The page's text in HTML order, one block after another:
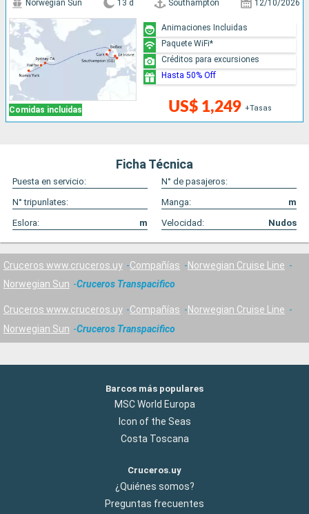
Comidas incluidas
Norwegian Sun 13 d Southampton 12/10/2026
US$ 1,249 +Tasas
Animaciones Incluidas
Paquete WiFi*
Créditos para excursiones
Hasta 50% Off
Ficha Técnica
Puesta en servicio:
N° de pasajeros:
N° tripunlates:
Manga:
m
Eslora:
m Velocidad: Nudos
Cruceros www.cruceros.uy Compañías
Norwegian Cruise Line
Norwegian Sun
Cruceros Transpacifico
Cruceros www.cruceros.uy Compañías
Norwegian Cruise Line
Norwegian Sun
Cruceros Transpacifico
Barcos más populares
MSC World Europa
Icon of the Seas
Costa Toscana
Cruceros.uy
¿Quiénes somos?
Preguntas frecuentes